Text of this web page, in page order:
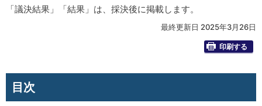
「議決結果」「結果」は、採決後に掲載します。
最終更新日 2025年3月26日
印刷する
目次